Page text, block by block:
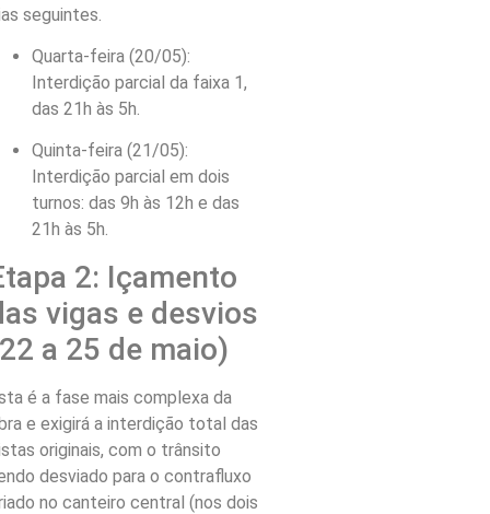
seguintes.
Quarta-feira (20/05):
Interdição parcial da faixa 1,
das 21h às 5h.
Quinta-feira (21/05):
Interdição parcial em dois
turnos: das 9h às 12h e das
21h às 5h.
2: Içamento
vigas e desvios
a 25 de maio)
é a fase mais complexa da
e exigirá a interdição total das
originais, com o trânsito
desviado para o contrafluxo
no canteiro central (nos dois